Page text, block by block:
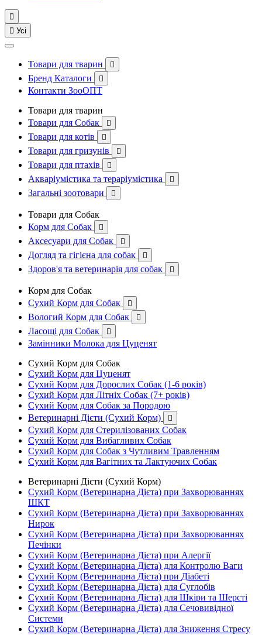

 Усі
Товари для тварин 
Бренд Каталоги 
Контакти ЗооОПТ
Товари для тварин
Товари для Собак

Товари для котів 
Товари для гризунів 
Товари для птахів 
Акваріумістика та тераріумістика 
Загальні зоотовари 
Товари для Собак
Корм для Собак

Аксесуари для Собак 
Догляд та гігієна для собак 
Здоров'я та ветеринарія для собак 
Корм для Собак
Сухий Корм для Собак

Вологий Корм для Собак 
Ласощі для Собак 
Замінники Молока для Цуценят
Сухий Корм для Собак
Сухий Корм для Цуценят
Сухий Корм для Дорослих Собак (1-6 років)
Сухий Корм для Літніх Собак (7+ років)
Сухий Корм для Собак за Породою
Ветеринарні Дієти (Сухий Корм)

Сухий Корм для Стерилізованих Собак
Сухий Корм для Вибагливих Собак
Сухий Корм для Собак з Чутливим Травленням
Сухий Корм для Вагітних та Лактуючих Собак
Ветеринарні Дієти (Сухий Корм)
Сухий Корм (Ветеринарна Дієта) при Захворюваннях
ШКТ
Сухий Корм (Ветеринарна Дієта) при Захворюваннях
Нирок
Сухий Корм (Ветеринарна Дієта) при Захворюваннях
Печінки
Сухий Корм (Ветеринарна Дієта) при Алергії
Сухий Корм (Ветеринарна Дієта) для Контролю Ваги
Сухий Корм (Ветеринарна Дієта) при Діабеті
Сухий Корм (Ветеринарна Дієта) для Суглобів
Сухий Корм (Ветеринарна Дієта) для Шкіри та Шерсті
Сухий Корм (Ветеринарна Дієта) для Сечовивідної
Системи
Сухий Корм (Ветеринарна Дієта) для Зниження Стресу